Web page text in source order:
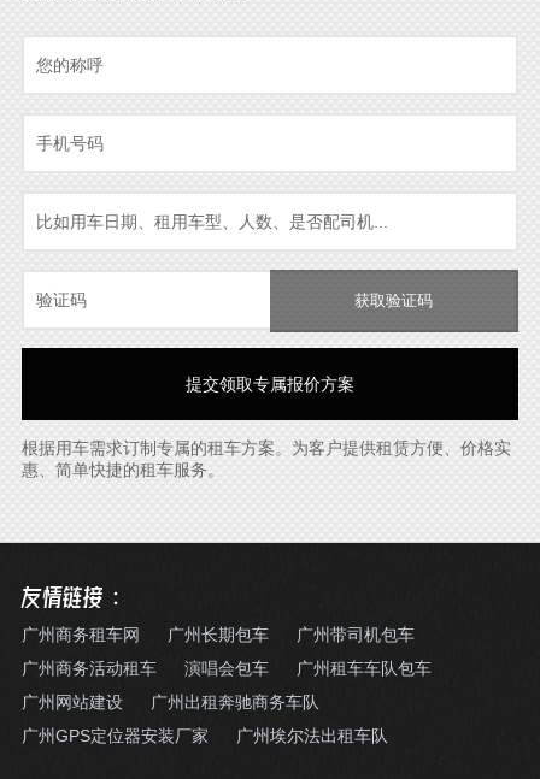
获取验证码
根据用车需求订制专属的租车方案。为客户提供租赁方便、价格实
惠、简单快捷的租车服务。
友情链接：
广州商务租车网 广州长期包车
广州带司机包车
广州商务活动租车
演唱会包车
广州租车车队包车
广州网站建设
广州出租奔驰商务车队
广州GPS定位器安装厂家
广州埃尔法出租车队